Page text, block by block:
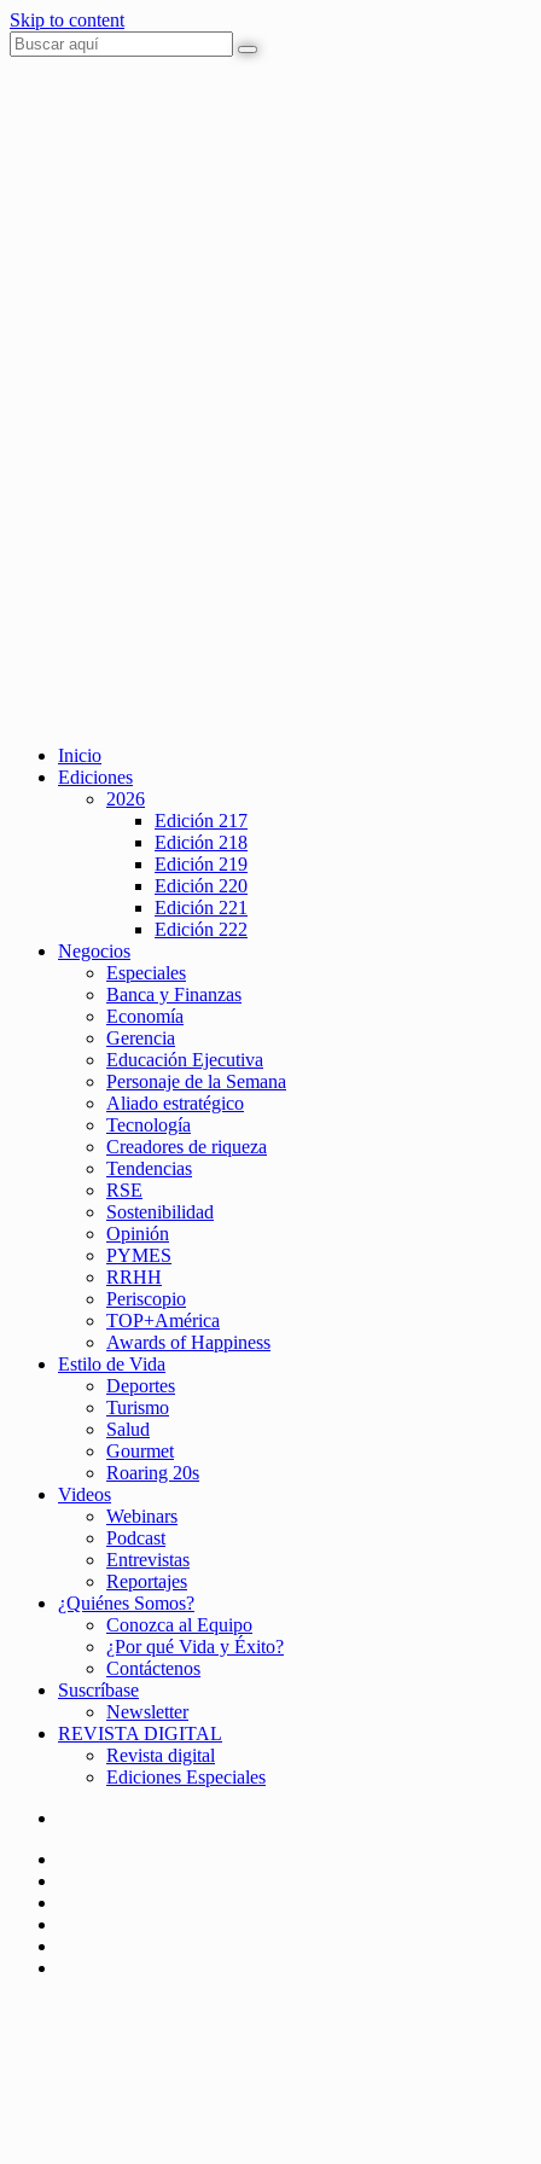
Skip to content
Inicio
Ediciones
2026
Edición 217
Edición 218
Edición 219
Edición 220
Edición 221
Edición 222
Negocios
Especiales
Banca y Finanzas
Economía
Gerencia
Educación Ejecutiva
Personaje de la Semana
Aliado estratégico
Tecnología
Creadores de riqueza
Tendencias
RSE
Sostenibilidad
Opinión
PYMES
RRHH
Periscopio
TOP+América
Awards of Happiness
Estilo de Vida
Deportes
Turismo
Salud
Gourmet
Roaring 20s
Videos
Webinars
Podcast
Entrevistas
Reportajes
¿Quiénes Somos?
Conozca al Equipo
¿Por qué Vida y Éxito?
Contáctenos
Suscríbase
Newsletter
REVISTA DIGITAL
Revista digital
Ediciones Especiales